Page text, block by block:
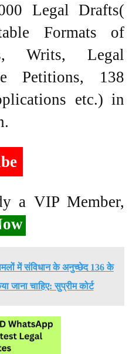
Legal Drafts(
Formats of
Writs, Legal
Petitions, 138
etc.) in
a VIP Member,
में संविधान के अनुच्छेद 136 के
जाना चाहिए: सुप्रीम कोर्ट